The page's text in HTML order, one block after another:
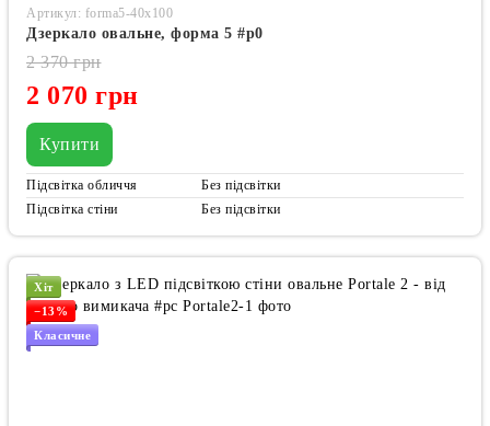
Артикул: forma5-40x100
Дзеркало овальне, форма 5 #p0
2 070 грн
2 370 грн
Купити
Підсвітка обличчя
Без підсвітки
Підсвітка стіни
Без підсвітки
Хіт
−13%
Класичне